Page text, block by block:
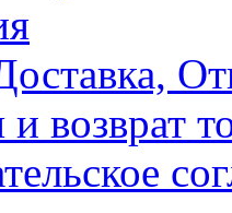
возврат